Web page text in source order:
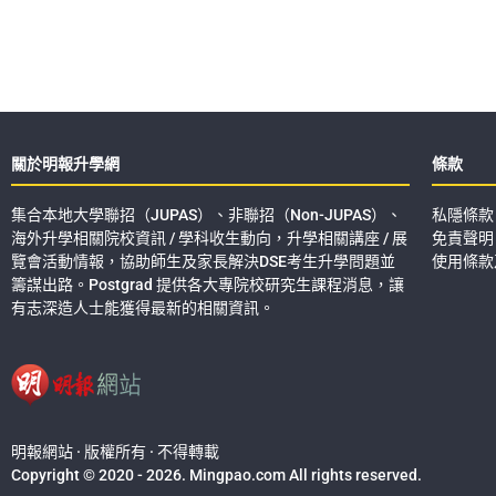
關於明報升學網
集合本地大學聯招（JUPAS）、非聯招（Non-JUPAS）、
海外升學相關院校資訊 / 學科收生動向，升學相關講座 / 展
覽會活動情報，協助師生及家長解決DSE考生升學問題並
籌謀出路。Postgrad 提供各大專院校研究生課程消息，讓
有志深造人士能獲得最新的相關資訊。
條款
私隱條款
免責聲明
使用條
明報網站 · 版權所有 · 不得轉載
Copyright © 2020 - 2026. Mingpao.com All rights reserved.